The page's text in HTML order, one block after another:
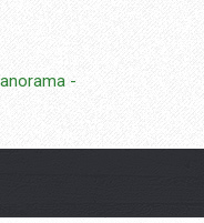
Richtlinie findest du